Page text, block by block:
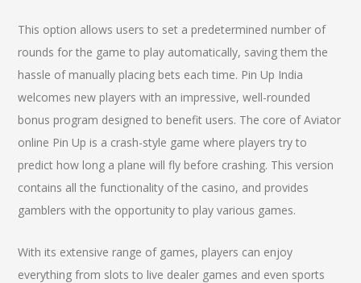
This option allows users to set a predetermined number of
rounds for the game to play automatically, saving them the
hassle of manually placing bets each time. Pin Up India
welcomes new players with an impressive, well-rounded
bonus program designed to benefit users. The core of Aviator
online Pin Up is a crash-style game where players try to
predict how long a plane will fly before crashing. This version
contains all the functionality of the casino, and provides
gamblers with the opportunity to play various games.
With its extensive range of games, players can enjoy
everything from slots to live dealer games and even sports